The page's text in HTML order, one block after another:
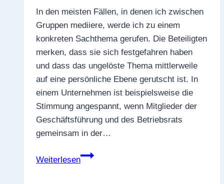
In den meisten Fällen, in denen ich zwischen
Gruppen mediiere, werde ich zu einem
konkreten Sachthema gerufen. Die Beteiligten
merken, dass sie sich festgefahren haben
und dass das ungelöste Thema mittlerweile
auf eine persönliche Ebene gerutscht ist. In
einem Unternehmen ist beispielsweise die
Stimmung angespannt, wenn Mitglieder der
Geschäftsführung und des Betriebsrats
gemeinsam in der…
Weiterlesen
Bilder